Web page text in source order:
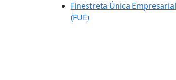
Finestreta Única Empresarial
(FUE)